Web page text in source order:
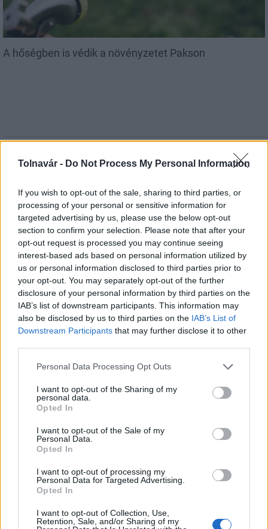
Tolnavár - Do Not Process My Personal Information
If you wish to opt-out of the sale, sharing to third parties, or
processing of your personal or sensitive information for
targeted advertising by us, please use the below opt-out
section to confirm your selection. Please note that after your
opt-out request is processed you may continue seeing
interest-based ads based on personal information utilized by
us or personal information disclosed to third parties prior to
your opt-out. You may separately opt-out of the further
disclosure of your personal information by third parties on the
IAB’s list of downstream participants. This information may
also be disclosed by us to third parties on the IAB’s List of
Downstream Participants that may further disclose it to other
Please note that this website/app uses one or more Google
not limited to your visit or usage behaviour. You may click to
grant or deny consent to Google and its third-party tags to
use your data for below specified purposes in below Google
consent section.
Personal Data Processing Opt Outs
I want to opt-out of the Sharing of my
personal data.
Opted In
I want to opt-out of the Sale of my
Personal Data.
Opted In
I want to opt-out of processing my
Personal Data for Targeted Advertising.
Opted In
I want to opt-out of Collection, Use,
Retention, Sale, and/or Sharing of my
A hőségben is védik a növényzetet Pakson
MAGYAR ÉPÍTŐK
Útépítés
autópálya útépítés M1-es autópálya Bicske
M1 bővítés: már zajlik a teljesen új Bicske Kelet
Tizenegy meglévő csomópontot korszerűsít és négy új,
különszintű csomópontot hoz létre az MKIF az M1-es
Másfélszeresére bővítik